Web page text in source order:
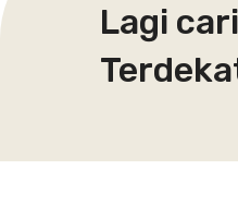
Lagi